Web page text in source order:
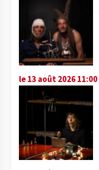
le 13 août 2026 11:00